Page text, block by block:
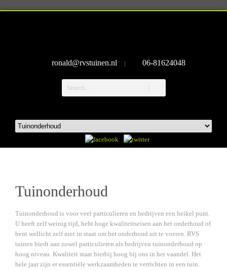
ronald@rvstuinen.nl | 06-81624048
Tuinonderhoud
Tuinonderhoud is voor veel particulieren en bedrijven een heikel punt.
U heeft zelf weinig tijd, hebt hoge kwaliteitseisen aan het onderhoud of
bent wellicht zelf niet in staat om het onderhoud uit te voeren. RVS
tuinen biedt aan zowel particulieren als bedrijven tuinonderhoud op
hoog niveau. Kwaliteit staat hierbij hoog bij ons in het vaandel. Het
hele jaar zijn er essentiële werkzaamheden te verrichten in een tuin.